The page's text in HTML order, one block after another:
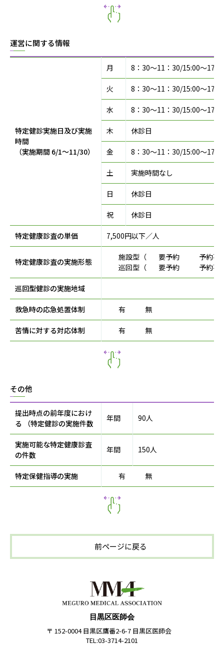
運営に関する情報
特定健診実施日及び実施
時間
（実施期間 6/1〜11/30）
月 8：30～11：30/15:00～17：
火 8：30～11：30/15:00～17：
水 8：30～11：30/15:00～17：
木 休診日
金 8：30～11：30/15:00～17：
土 実施時間なし
日 休診日
祝 休診日
特定健康診査の単価 7,500円以下／人
特定健康診査の実施形態 施設型（ 要予約
予約不
巡回型（
要予約 予約不
巡回型健診の実施地域
救急時の応急処置体制 有 無
苦情に対する対応体制 有 無
その他
提出時点の前年度におけ
る （特定健診の実施件数
年間 90人
実施可能な特定健康診査
の件数
年間 150人
特定保健指導の実施 有 無
前ページに戻る
目黒区医師会
〒 152-0004 目黒区鷹番2-6-7 目黒区医師会
TEL:03-3714-2101